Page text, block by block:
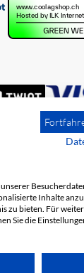
Inhalte
zu bieten. Für
Sie die